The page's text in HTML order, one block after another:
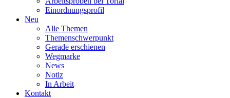
Einordnungsprofil
Neu
Alle Themen
Themenschwerpunkt
Gerade erschienen
Wegmarke
News
Notiz
In Arbeit
Kontakt